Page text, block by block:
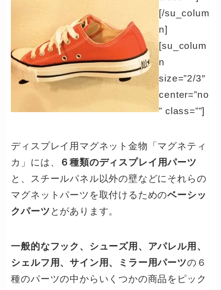
[/su_colum
n]
[su_colum
n
size=”2/3″
center=”no
” class=””]
ディスプレイ用マグネット金物「マグネティ
カ」には、
６種類のディスプレイ用パーツ
と、スチールパネル以外の壁などにそれらの
マグネットパーツを取付けるためのベーシッ
クパーツ とがあります。
一般的なフック、シューズ用、アパレル用、
シェルフ用、サイン用、ミラー用パーツの６
種のパーツの中からいくつかの商品をピック